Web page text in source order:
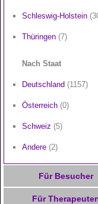
Schleswig-Holstein
Thüringen (7)
Nach Staat
Deutschland (1157)
Österreich (0)
Schweiz (5)
Andere (2)
Für Besucher
Für